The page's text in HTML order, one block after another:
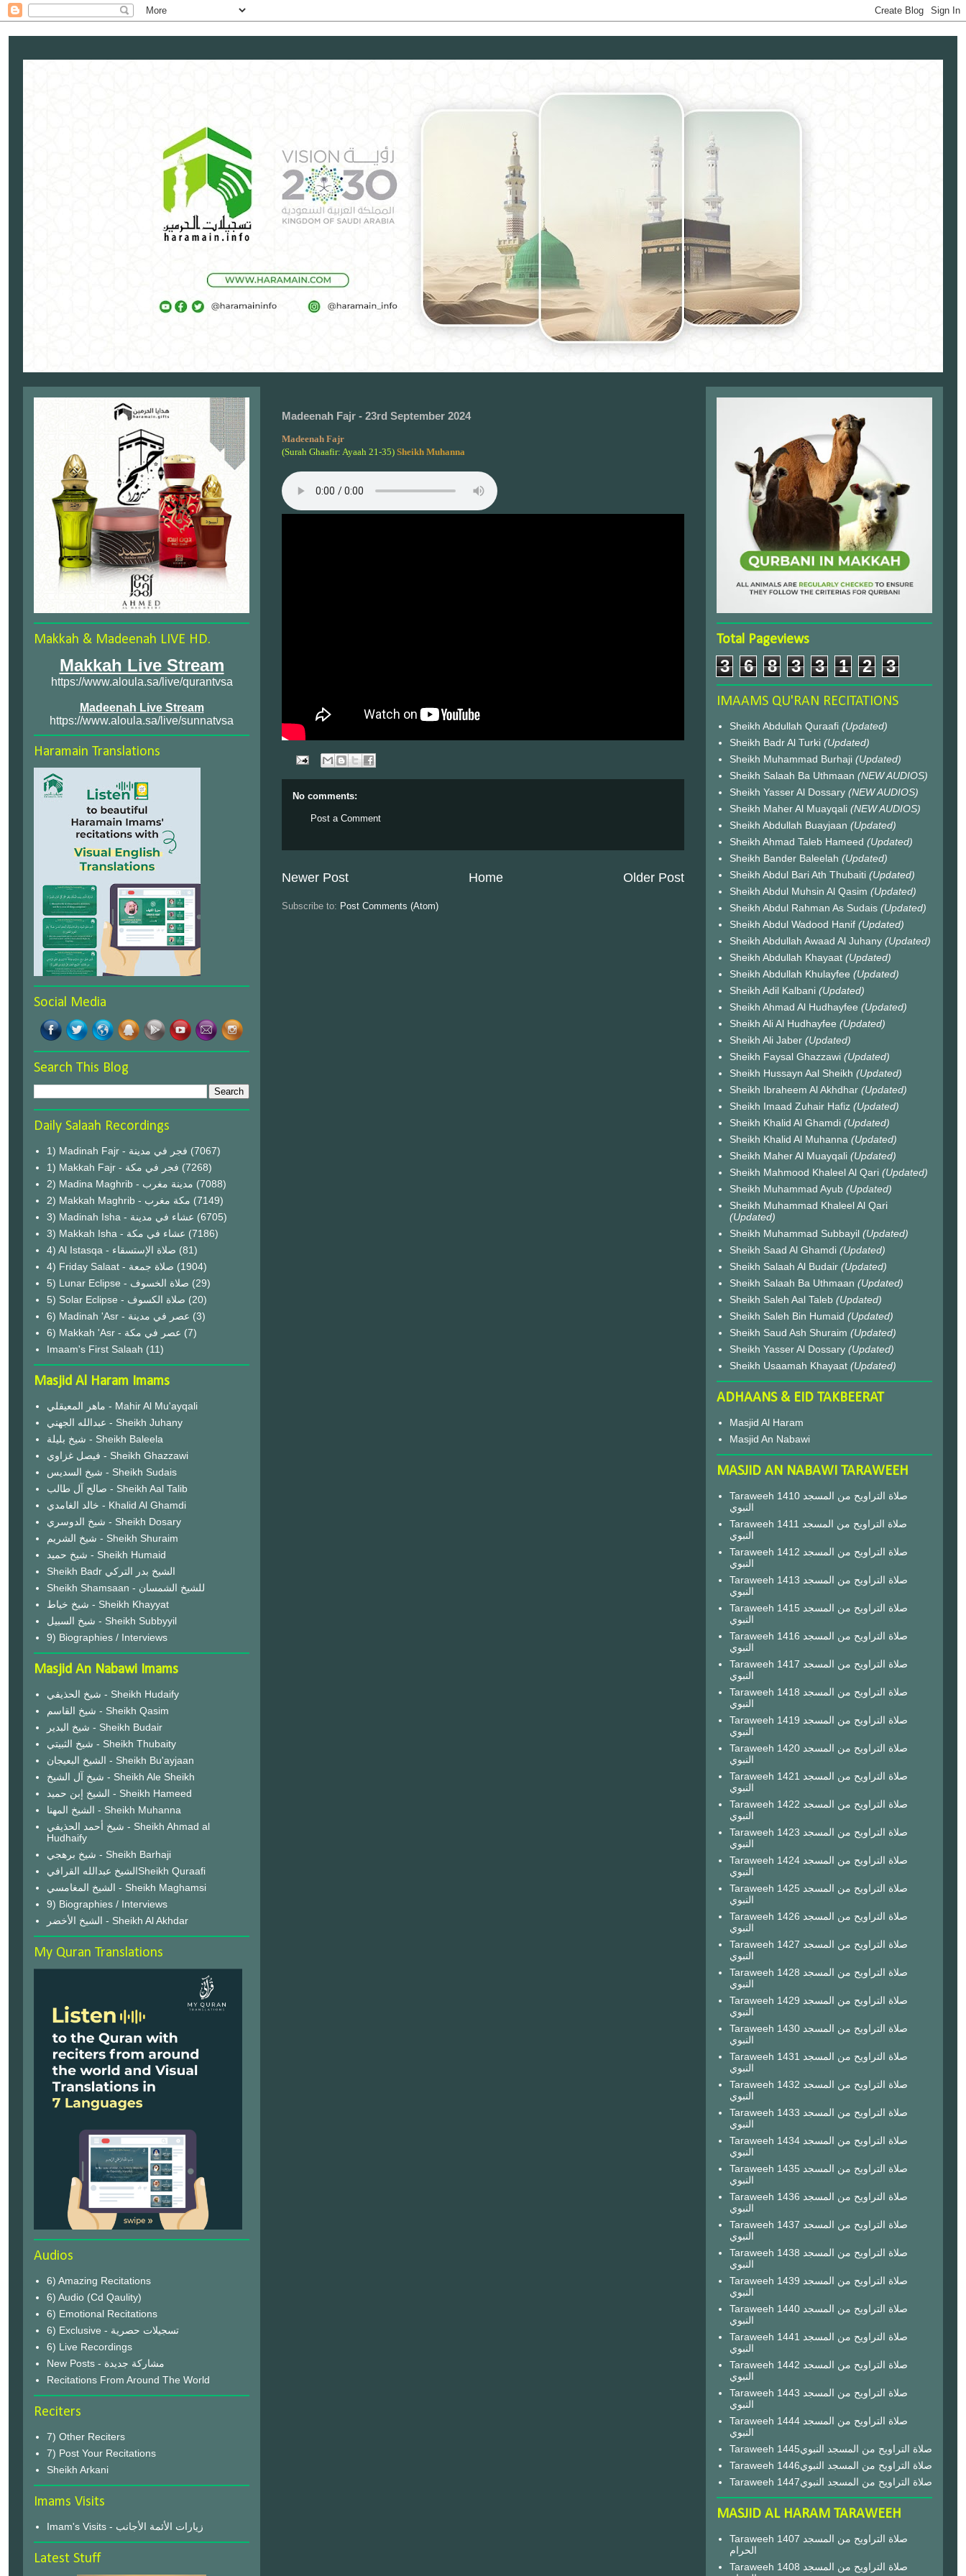
Madeenah Fajr - 23rd September 2024
Madeenah Fajr
(Surah Ghaafir: Ayaah 21-35) Sheikh Muhanna
No comments:
Post a Comment
Newer Post Older Post
Home
Subscribe to: Post Comments (Atom)
Makkah & Madeenah LIVE HD.
Makkah Live Stream
https://www.aloula.sa/live/qurantvsa
Madeenah Live Stream
https://www.aloula.sa/live/sunnatvsa
Haramain Translations
Social Media
Search This Blog
Daily Salaah Recordings
1) Madinah Fajr - فجر في مدينة (7067)
1) Makkah Fajr - فجر في مكة (7268)
2) Madina Maghrib - مدينة مغرب (7088)
2) Makkah Maghrib - مكة مغرب (7149)
3) Madinah Isha - عشاء في مدينة (6705)
3) Makkah Isha - عشاء في مكة (7186)
4) Al Istasqa - صلاة الإستسقاء (81)
4) Friday Salaat - صلاة جمعة (1904)
5) Lunar Eclipse - صلاة الخسوف (29)
(20)
6) Madinah 'Asr - عصر في مدينة (3)
6) Makkah 'Asr - عصر في مكة (7)
Imaam's First Salaah (11)
Masjid Al Haram Imams
ماهر المعيقلي - Mahir Al Mu'ayqali
عبدالله الجهني - Sheikh Juhany
شيخ بليلة - Sheikh Baleela
فيصل غزاوي - Sheikh Ghazzawi
شيخ السديس - Sheikh Sudais
صالح آل طالب - Sheikh Aal Talib
خالد الغامدي - Khalid Al Ghamdi
شيخ الدوسري - Sheikh Dosary
شيخ الشريم - Sheikh Shuraim
شيخ حميد - Sheikh Humaid
Sheikh Badr الشيخ بدر التركي
Sheikh Shamsaan - للشيخ الشمسان
شيخ خياط - Sheikh Khayyat
شيخ السبيل - Sheikh Subbyyil
9) Biographies / Interviews
Masjid An Nabawi Imams
شيخ الحذيفي - Sheikh Hudaify
شيخ القاسم - Sheikh Qasim
شيخ البدير - Sheikh Budair
شيخ الثبيتي - Sheikh Thubaity
الشيخ البعيجان - Sheikh Bu'ayjaan
شيخ آل الشيخ - Sheikh Ale Sheikh
الشيخ إبن حميد - Sheikh Hameed
الشيخ المهنا - Sheikh Muhanna
شيخ أحمد الحذيفي - Sheikh Ahmad al
Hudhaify
شيخ برهجي - Sheikh Barhaji
الشيخ عبدالله القرافيSheikh Quraafi
الشيخ المغامسي - Sheikh Maghamsi
9) Biographies / Interviews
الشيخ الأخضر - Sheikh Al Akhdar
My Quran Translations
Audios
6) Amazing Recitations
6) Audio (Cd Qaulity)
6) Emotional Recitations
6) Exclusive - تسجيلات حصرية
6) Live Recordings
New Posts - مشاركة جديدة
Recitations From Around The World
Reciters
7) Other Reciters
7) Post Your Recitations
Sheikh Arkani
Imams Visits
Imam's Visits - زيارات الأئمة الأجانب
Latest Stuff
Total Pageviews
3 6 8 3 3 1 2 3
IMAAMS QU'RAN RECITATIONS
Sheikh Abdullah Quraafi (Updated)
Sheikh Badr Al Turki (Updated)
Sheikh Muhammad Burhaji (Updated)
Sheikh Salaah Ba Uthmaan (NEW AUDIOS)
Sheikh Yasser Al Dossary (NEW AUDIOS)
Sheikh Maher Al Muayqali (NEW AUDIOS)
Sheikh Abdullah Buayjaan (Updated)
Sheikh Ahmad Taleb Hameed (Updated)
Sheikh Bander Baleelah (Updated)
Sheikh Abdul Bari Ath Thubaiti (Updated)
Sheikh Abdul Muhsin Al Qasim (Updated)
Sheikh Abdul Rahman As Sudais (Updated)
Sheikh Abdul Wadood Hanif (Updated)
Sheikh Abdullah Awaad Al Juhany (Updated)
Sheikh Abdullah Khayaat (Updated)
Sheikh Abdullah Khulayfee (Updated)
Sheikh Adil Kalbani (Updated)
Sheikh Ahmad Al Hudhayfee (Updated)
Sheikh Ali Al Hudhayfee (Updated)
Sheikh Ali Jaber (Updated)
Sheikh Faysal Ghazzawi (Updated)
Sheikh Hussayn Aal Sheikh (Updated)
Sheikh Ibraheem Al Akhdhar (Updated)
Sheikh Imaad Zuhair Hafiz (Updated)
Sheikh Khalid Al Ghamdi (Updated)
Sheikh Khalid Al Muhanna (Updated)
Sheikh Maher Al Muayqali (Updated)
Sheikh Mahmood Khaleel Al Qari (Updated)
Sheikh Muhammad Ayub (Updated)
Sheikh Muhammad Khaleel Al Qari
(Updated)
Sheikh Muhammad Subbayil (Updated)
Sheikh Saad Al Ghamdi (Updated)
Sheikh Salaah Al Budair (Updated)
Sheikh Salaah Ba Uthmaan (Updated)
Sheikh Saleh Aal Taleb (Updated)
Sheikh Saleh Bin Humaid (Updated)
Sheikh Saud Ash Shuraim (Updated)
Sheikh Yasser Al Dossary (Updated)
Sheikh Usaamah Khayaat (Updated)
ADHAANS & EID TAKBEERAT
Masjid Al Haram
Masjid An Nabawi
MASJID AN NABAWI TARAWEEH
Taraweeh 1410 صلاة التراويح من المسجد
النبوي
Taraweeh 1411 صلاة التراويح من المسجد
النبوي
Taraweeh 1412 صلاة التراويح من المسجد
النبوي
Taraweeh 1413 صلاة التراويح من المسجد
النبوي
Taraweeh 1415 صلاة التراويح من المسجد
النبوي
Taraweeh 1416 صلاة التراويح من المسجد
النبوي
Taraweeh 1417 صلاة التراويح من المسجد
النبوي
Taraweeh 1418 صلاة التراويح من المسجد
النبوي
Taraweeh 1419 صلاة التراويح من المسجد
النبوي
Taraweeh 1420 صلاة التراويح من المسجد
النبوي
Taraweeh 1421 صلاة التراويح من المسجد
النبوي
Taraweeh 1422 صلاة التراويح من المسجد
النبوي
Taraweeh 1423 صلاة التراويح من المسجد
النبوي
Taraweeh 1424 صلاة التراويح من المسجد
النبوي
Taraweeh 1425 صلاة التراويح من المسجد
النبوي
Taraweeh 1426 صلاة التراويح من المسجد
النبوي
Taraweeh 1427 صلاة التراويح من المسجد
النبوي
Taraweeh 1428 صلاة التراويح من المسجد
النبوي
Taraweeh 1429 صلاة التراويح من المسجد
النبوي
Taraweeh 1430 صلاة التراويح من المسجد
النبوي
Taraweeh 1431 صلاة التراويح من المسجد
النبوي
Taraweeh 1432 صلاة التراويح من المسجد
النبوي
Taraweeh 1433 صلاة التراويح من المسجد
النبوي
Taraweeh 1434 صلاة التراويح من المسجد
النبوي
Taraweeh 1435 صلاة التراويح من المسجد
النبوي
Taraweeh 1436 صلاة التراويح من المسجد
النبوي
Taraweeh 1437 صلاة التراويح من المسجد
النبوي
Taraweeh 1438 صلاة التراويح من المسجد
النبوي
Taraweeh 1439 صلاة التراويح من المسجد
النبوي
Taraweeh 1440 صلاة التراويح من المسجد
النبوي
Taraweeh 1441 صلاة التراويح من المسجد
النبوي
Taraweeh 1442 صلاة التراويح من المسجد
النبوي
Taraweeh 1443 صلاة التراويح من المسجد
النبوي
Taraweeh 1444 صلاة التراويح من المسجد
النبوي
Taraweeh 1445صلاة التراويح من المسجد النبوي
Taraweeh 1446صلاة التراويح من المسجد النبوي
Taraweeh 1447صلاة التراويح من المسجد النبوي
MASJID AL HARAM TARAWEEH
Taraweeh 1407 صلاة التراويح من المسجد
الحرام
Taraweeh 1408 صلاة التراويح من المسجد